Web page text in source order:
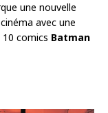
une nouvelle
avec une
comics Batman